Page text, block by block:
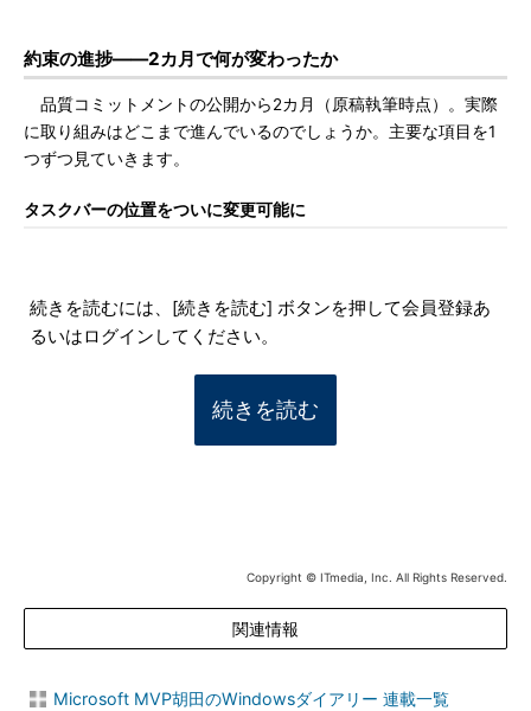
約束の進捗――2カ月で何が変わったか
品質コミットメントの公開から2カ月（原稿執筆時点）。実際
に取り組みはどこまで進んでいるのでしょうか。主要な項目を1
つずつ見ていきます。
タスクバーの位置をついに変更可能に
続きを読むには、[続きを読む] ボタンを押して会員登録あ
るいはログインしてください。
続きを読む
Copyright © ITmedia, Inc. All Rights Reserved.
関連情報
Microsoft MVP胡田のWindowsダイアリー 連載一覧